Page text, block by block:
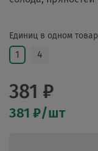
Единиц в одном
1 4
381 ₽
381 ₽/шт